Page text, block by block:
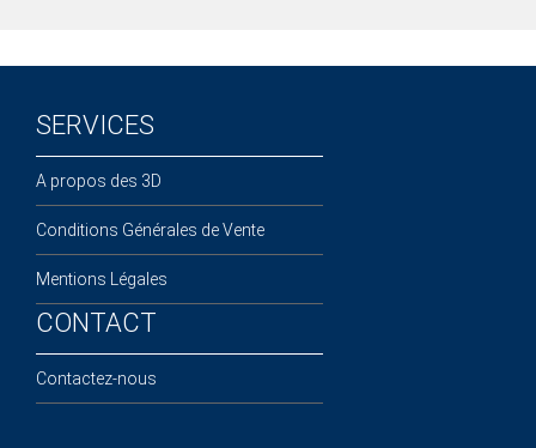
SERVICES
A propos des 3D
Conditions Générales de Vente
Mentions Légales
CONTACT
Contactez-nous